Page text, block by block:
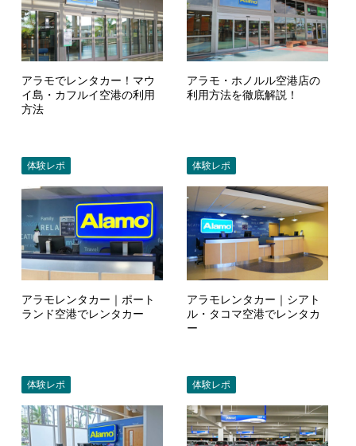
アラモでレンタカー！マウ
イ島・カフルイ空港の利用
方法
アラモ・ホノルル空港店の
利用方法を徹底解説！
体験レポ
アラモレンタカー｜ポート
ランド空港でレンタカー
体験レポ
アラモレンタカー｜シアト
ル・タコマ空港でレンタカ
ー
体験レポ 体験レポ